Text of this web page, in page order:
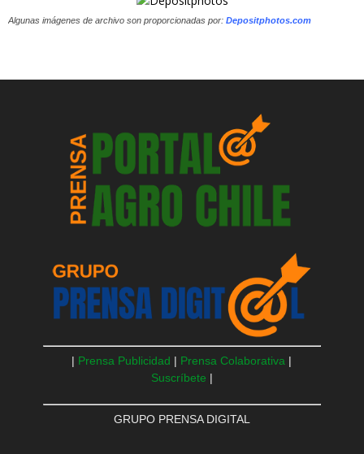
Algunas imágenes de archivo son proporcionadas por: Depositphotos.com
| Prensa Publicidad | Prensa Colaborativa |
Suscríbete |
GRUPO PRENSA DIGITAL